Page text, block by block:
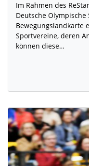
Im Rahmen des
Deutsche
Bewegungslandkarte
Sportvereine, deren
können diese…